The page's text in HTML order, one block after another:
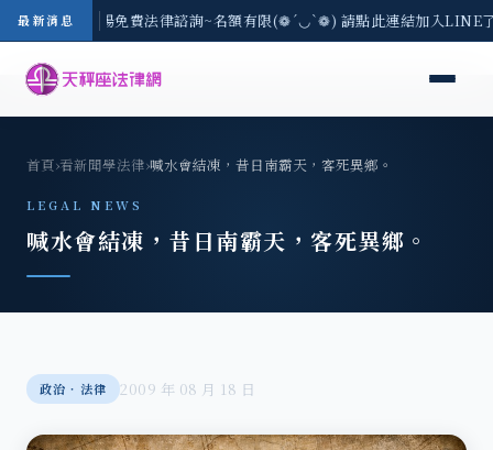
最新消息
-8/3(一) 現場免費法律諮詢~名額有限(❁´◡`❁) 請點此連結加入
首頁›看新聞學法律›喊水會結凍，昔日南霸天，客死異鄉。
LEGAL NEWS
喊水會結凍，昔日南霸天，客死異鄉。
政治‧法律 2009 年 08 月 18 日